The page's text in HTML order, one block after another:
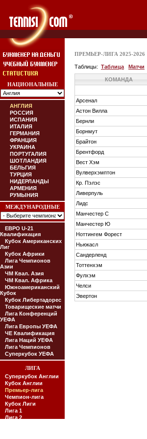
НАЦИОНАЛЬНЫЕ
АНГЛИЯ
РОССИЯ
ИСПАНИЯ
ИТАЛИЯ
ГЕРМАНИЯ
ФРАНЦИЯ
УКРАИНА
ПОРТУГАЛИЯ
ШОТЛАНДИЯ
БЕЛЬГИЯ
ТУРЦИЯ
НИДЕРЛАНДЫ
АРМЕНИЯ
РУМЫНИЯ
МЕЖДУНАРОДНЫЕ
ЕВРО U-21
Квалификация
Кубок Американских
Лиг
Кубок Африки
Лига Чемпионов
Азии
ЧМ Квал. Азия
ЧМ Квал. Африка
Южноамериканский
Кубок
Кубок Либертадорес
Товарищеские матчи
Лига Конференций
УЕФА
Лига Европы УЕФА
ЧЕ Квалификация
Лига Наций УЕФА
Лига Чемпионов
Суперкубок УЕФА
ЛИГА
Суперкубок Англии
Кубок Англии
Премьер-лига
Чемпион-лига
Кубок Лиги
Лига 1
Лига 2
ПРЕМЬЕР-ЛИГА 2025-2026
Таблицы: Таблица Матчи
КОМАНДА
Арсенал
Астон Вилла
Бернли
Борнмут
Брайтон
Брентфорд
Вест Хэм
Вулверхэмптон
Кр. Пэлэс
Ливерпуль
Лидс
Манчестер С
Манчестер Ю
Ноттингем Форест
Ньюкасл
Сандерленд
Тоттенхэм
Фулхэм
Челси
Эвертон